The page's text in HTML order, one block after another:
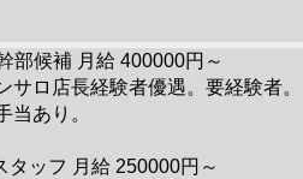
部候補 月給 400000円～
サロ店長経験者優遇。要経験者。
当あり。
タッフ 月給 250000円～